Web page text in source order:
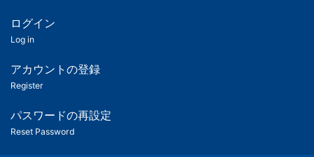
ツ
匿
名
ユ
ー
ログイン
Log in
アカウントの登録
Register
パスワードの再設定
Reset Password